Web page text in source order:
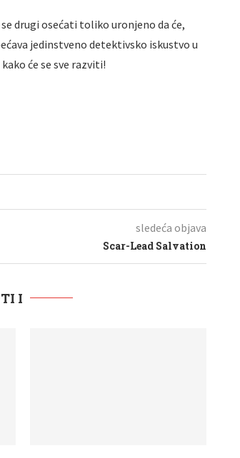
drugi osećati toliko uronjeno da će,
jedinstveno detektivsko iskustvo u
će se sve razviti!
sledeća objava
Scar-Lead Salvation
I